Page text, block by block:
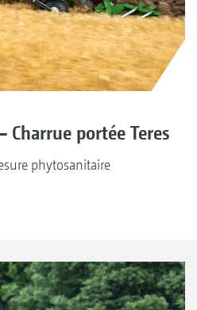
Charrue portée Teres
phytosanitaire